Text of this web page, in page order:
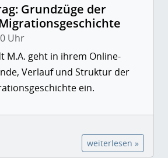
Grundzüge der
Uhr
M.A. geht in ihrem Online-
Verlauf und Struktur der
ein.
weiterlesen »